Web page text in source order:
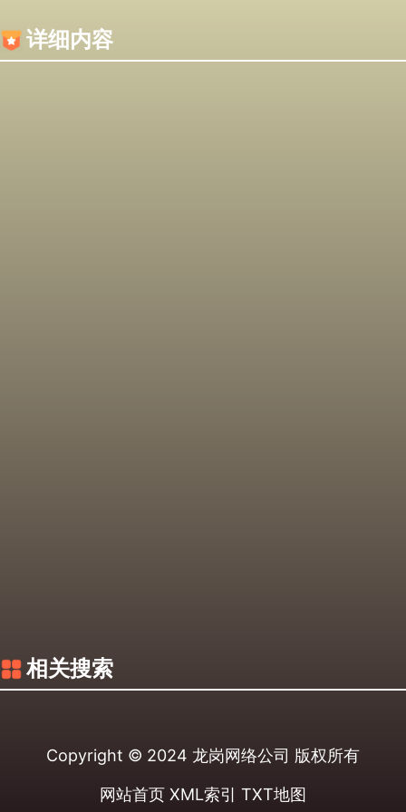
详细内容
相关搜索
Copyright © 2024 龙岗网络公司 版权所有
网站首页 XML索引 TXT地图